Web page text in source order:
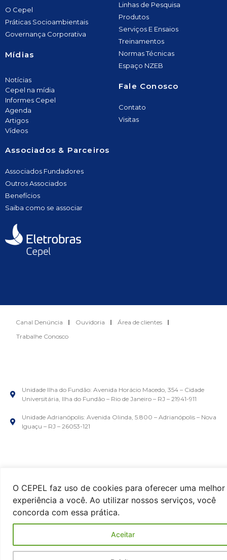
O CEPEL faz uso de cookies para oferecer uma melhor
experiência a você. Ao utilizar nossos serviços, você
concorda com essa prática.
Aceitar
O Cepel
Práticas Socioambientais
Governança Corporativa
Mídias
Notícias
Cepel na mídia
Informes Cepel
Agenda
Artigos
Vídeos
Linhas de Pesquisa
Produtos
Serviços E Ensaios
Treinamentos
Normas Técnicas
Espaço NZEB
Fale Conosco
Contato
Visitas
Associados & Parceiros
Associados Fundadores
Outros Associados
Benefícios
Saiba como se associar
Canal Denúncia Ouvidoria
Área de clientes
Trabalhe Conosco
Unidade Ilha do Fundão: Avenida Horácio Macedo, 354 – Cidade
Universitária, Ilha do Fundão – Rio de Janeiro – RJ – 21941-911
Unidade Adrianópolis: Avenida Olinda, 5.800 – Adrianópolis – Nova
Iguaçu – RJ – 26053-121